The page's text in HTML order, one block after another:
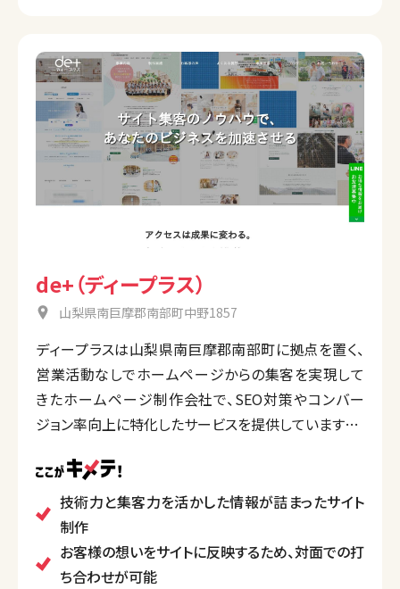
de+（ディープラス）
山梨県南巨摩郡南部町中野1857
ディープラスは山梨県南巨摩郡南部町に拠点を置く、
営業活動なしでホームページからの集客を実現して
きたホームページ制作会社で、SEO対策やコンバー
ジョン率向上に特化したサービスを提供しています。
をデザインし、保守管理や記事作成代行、Web広告運
用などもサポート。独自ノウハウを活かし、サイト集客
に強いのが特徴です。
技術力と集客力を活かした情報が詰まったサイト
制作
お客様の想いをサイトに反映するため、対面での打
ち合わせが可能